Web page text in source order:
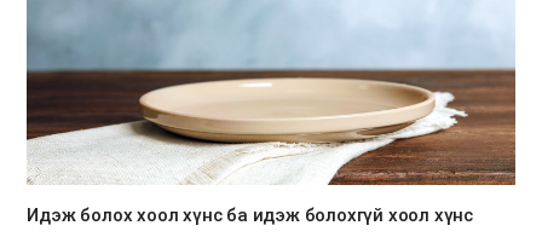
Идэж болох хоол хүнс ба идэж болохгүй хоол хүнс